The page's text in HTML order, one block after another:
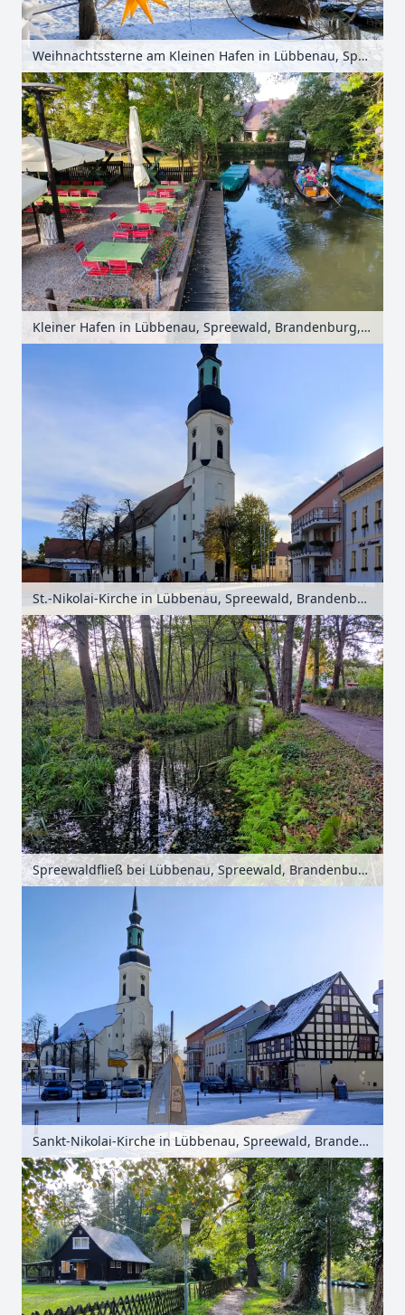
Weihnachtssterne am Kleinen Hafen in Lübbenau, Spreewald, Brandenburg, Deutschland
Kleiner Hafen in Lübbenau, Spreewald, Brandenburg, Deutschland
St.-Nikolai-Kirche in Lübbenau, Spreewald, Brandenburg, Deutschland
Spreewaldfließ bei Lübbenau, Spreewald, Brandenburg, Deutschland
Sankt-Nikolai-Kirche in Lübbenau, Spreewald, Brandenburg, Deutschland